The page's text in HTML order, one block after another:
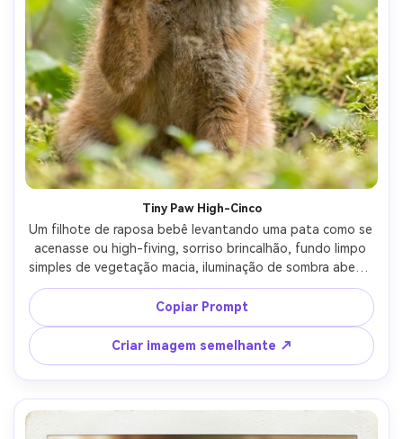
Tiny Paw High-Cinco
Um filhote de raposa bebê levantando uma pata como se
acenasse ou high-fiving, sorriso brincalhão, fundo limpo
simples de vegetação macia, iluminação de sombra aberta
brilhante, disparado em Sony A7IV com 85mm f/1.4, close-
up, olhos afiados, bokeh suave, textura de pele ultra-
realista, estilo de retrato viral adorável-AR 4:5
Copiar Prompt
Criar imagem semelhante ↗